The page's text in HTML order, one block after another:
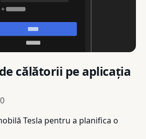
călătorii pe aplicația
Tesla pentru a planifica o